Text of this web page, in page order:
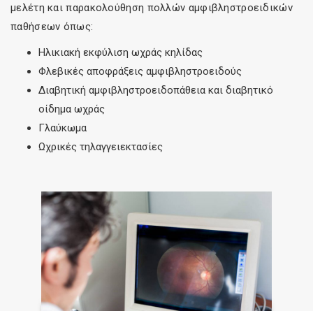
μελέτη και παρακολούθηση πολλών αμφιβληστροειδικών
παθήσεων όπως:
Ηλικιακή εκφύλιση ωχράς κηλίδας
Φλεβικές αποφράξεις αμφιβληστροειδούς
Διαβητική αμφιβληστροειδοπάθεια και διαβητικό
οίδημα ωχράς
Γλαύκωμα
Ωχρικές τηλαγγειεκτασίες